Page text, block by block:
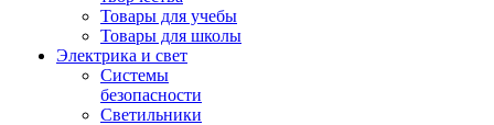
Товары для учебы
Товары для школы
Электрика и свет
Системы
безопасности
Светильники